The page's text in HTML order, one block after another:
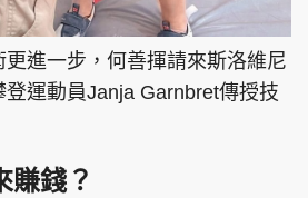
進一步，何善揮請來斯洛維尼
運動員Janja Garnbret傳授技
賺錢？